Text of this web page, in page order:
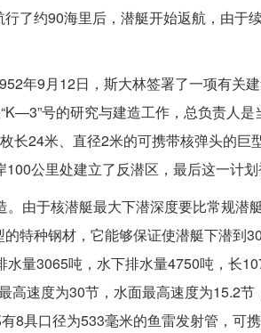
了约90海里后，潜艇开始返航，由于
年9月12日，斯大林签署了一项有关
号的研究与建造工作，总负责人是
长24米、直径2米的可携带核弹头的巨
公里处建立了反潜区，最后这一计划
由于核潜艇最大下潜深度要比常规潜
特种钢材，它能够保证使潜艇下潜到
量3065吨，水下排水量4750吨，长
高速度为30节，水面最高速度为15.2节
具口径为533毫米的鱼雷发射管，可携